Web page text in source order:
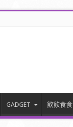
GADGET 飲飲食食